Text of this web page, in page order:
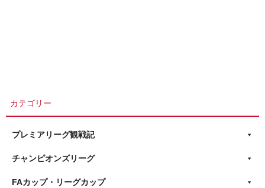
カテゴリー
プレミアリーグ観戦記
チャンピオンズリーグ
FAカップ・リーグカップ